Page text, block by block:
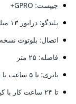
چیپست: GPRO+
بلندگو: درایور ۱۳ میلی‌متری با قابلیت چرخش بالا
اتصال: بلوتوث نسخه ۵.۳
فاصله: ۲۵ متر
باتری: تا ۵ ساعت با یک بار شارژ
تا ۲۴ ساعت کار با کیس شارژ